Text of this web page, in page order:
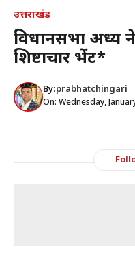
उत्तराखंड
विधानसभा अध्यक्ष
शिष्टाचार भेंट*
By:prabhatchingari
On: Wednesday,